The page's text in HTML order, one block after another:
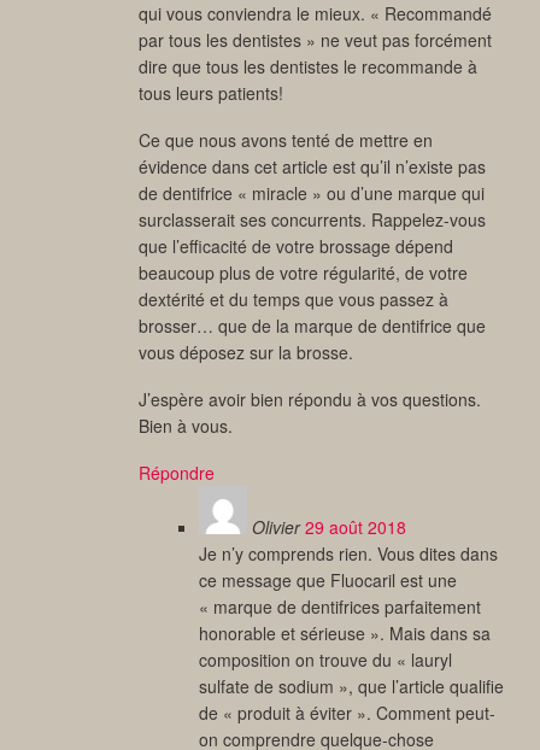
qui vous conviendra le mieux. « Recommandé
par tous les dentistes » ne veut pas forcément
dire que tous les dentistes le recommande à
tous leurs patients!
Ce que nous avons tenté de mettre en
évidence dans cet article est qu’il n’existe pas
de dentifrice « miracle » ou d’une marque qui
surclasserait ses concurrents. Rappelez-vous
que l’efficacité de votre brossage dépend
beaucoup plus de votre régularité, de votre
dextérité et du temps que vous passez à
brosser… que de la marque de dentifrice que
vous déposez sur la brosse.
J’espère avoir bien répondu à vos questions.
Bien à vous.
Répondre
Olivier 29 août 2018
Je n’y comprends rien. Vous dites dans
ce message que Fluocaril est une
« marque de dentifrices parfaitement
honorable et sérieuse ». Mais dans sa
composition on trouve du « lauryl
sulfate de sodium », que l’article qualifie
de « produit à éviter ». Comment peut-
on comprendre quelque-chose